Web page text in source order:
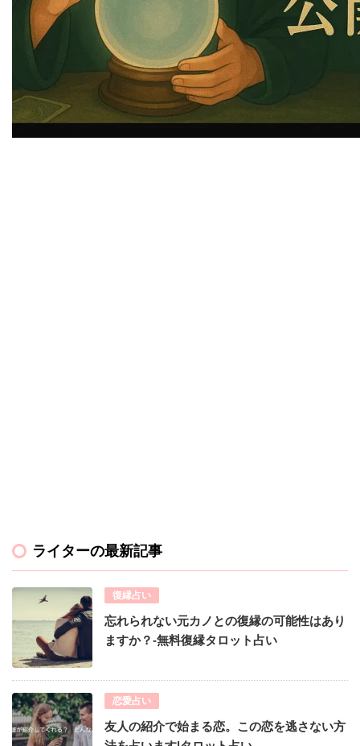
ライターの最新記事
復縁占い
忘れられない元カノとの復縁の可能性はあり
ますか？-無料復縁タロット占い
恋愛占い
友人の紹介で始まる恋。この恋を逃さない方